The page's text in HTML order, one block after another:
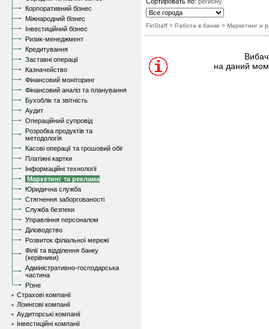
Корпоративний бізнес
Міжнародний бізнес
Інвестиційний бізнес
Ризик-менеджмент
Кредитування
Заставні операції
Казначейство
Фінансовий моніторинг
Фінансовий аналіз та планування
Бухоблік та звітність
Аудит
Операційний супровід
Розробка продуктів та
методологія
Касові операції та грошовий обіг
Платіжні картки
Інформаційні технології
Маркетинг та реклама
Юридична служба
Стягнення заборгованості
Служба безпеки
Управління персоналом
Діловодство
Розвиток філіальної мережі
Філії та відділення банку
(керівники)
Адміністративно-господарська
частина
Різне
Страхові компанії
Лізингові компанії
Аудиторські компанії
Інвестиційні компанії
FinStaff > Работа в банке > Маркетинг и
на даний